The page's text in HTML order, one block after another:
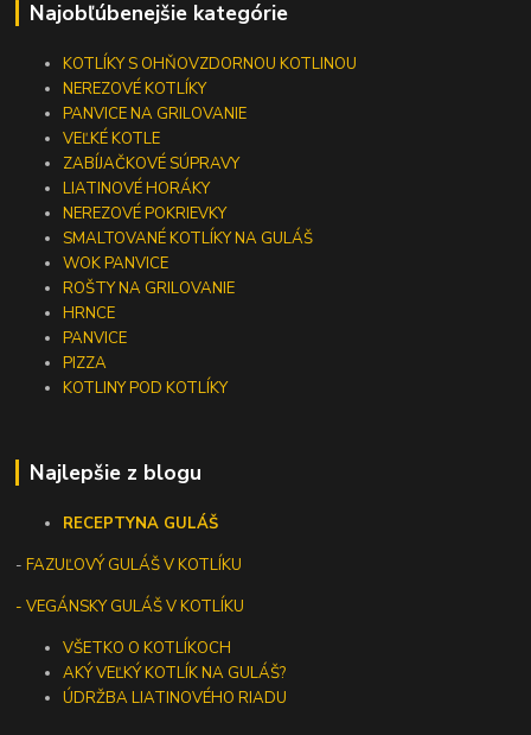
Najobľúbenejšie kategórie
KOTLÍKY S OHŇOVZDORNOU KOTLINOU
NEREZOVÉ KOTLÍKY
PANVICE NA GRILOVANIE
VEĽKÉ KOTLE
ZABÍJAČKOVÉ SÚPRAVY
LIATINOVÉ HORÁKY
NEREZOVÉ POKRIEVKY
SMALTOVANÉ KOTLÍKY NA GULÁŠ
WOK PANVICE
ROŠTY NA GRILOVANIE
HRNCE
PANVICE
PIZZA
KOTLINY POD KOTLÍKY
Najlepšie z blogu
RECEPTYNA GULÁŠ
-FAZUĽOVÝ GULÁŠ V KOTLÍKU
- VEGÁNSKY GULÁŠ V KOTLÍKU
VŠETKO O KOTLÍKOCH
AKÝ VEĽKÝ KOTLÍK NA GULÁŠ?
ÚDRŽBA LIATINOVÉHO RIADU